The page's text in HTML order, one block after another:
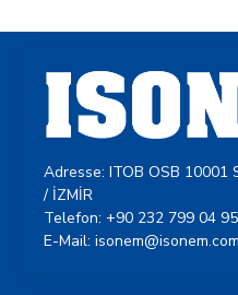
Adresse: ITOB OSB 10001
/ İZMİR
Telefon: +90 232 799 04 95
E-Mail: